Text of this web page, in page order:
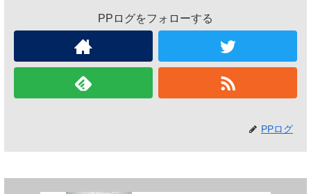
PPログをフォローする
PPログ